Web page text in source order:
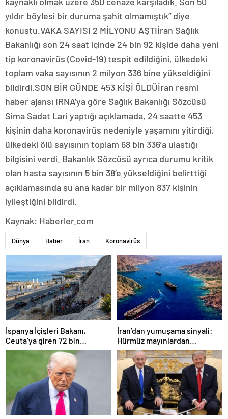
yıldır böylesi bir duruma şahit olmamıştık” diye
konuştu.VAKA SAYISI 2 MİLYONU AŞTIİran Sağlık
Bakanlığı son 24 saat içinde 24 bin 92 kişide daha yeni
tip koronavirüs (Covid-19) tespit edildiğini, ülkedeki
toplam vaka sayısının 2 milyon 336 bine yükseldiğini
bildirdi.SON BİR GÜNDE 453 KİŞİ ÖLDÜİran resmi
haber ajansı IRNA’ya göre Sağlık Bakanlığı Sözcüsü
Sima Sadat Lari yaptığı açıklamada, 24 saatte 453
kişinin daha koronavirüs nedeniyle yaşamını yitirdiği,
ülkedeki ölü sayısının toplam 68 bin 336’a ulaştığı
bilgisini verdi. Bakanlık Sözcüsü ayrıca durumu kritik
olan hasta sayısının 5 bin 38’e yükseldiğini belirttiği
açıklamasında şu ana kadar bir milyon 837 kişinin
iyileştiğini bildirdi.
Kaynak: Haberler.com
Dünya Haber İran Koronavirüs
İspanya İçişleri Bakanı,
Ceuta’ya giren 72 bin
göçmenden 70 bininin geri
döndüğünü açıkladı.
İran’dan yumuşama sinyali:
Hürmüz mayınlardan
temizlenmeye hazırlanıyor